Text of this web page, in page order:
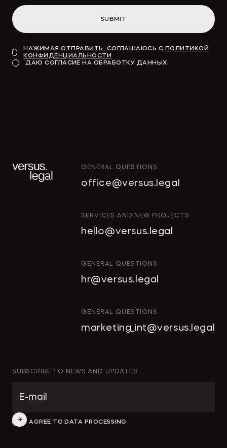
SUBMIT
НАЖИМАЯ ОТПРАВИТЬ, СОГЛАШАЮСЬ С ПОЛИТИКОЙ
КОНФИДЕНЦИАЛЬНОСТИ
ДАЮ СОГЛАСИЕ НА ОБРАБОТКУ ДАННЫХ
GENERAL QUESTIONS
office@versus.legal
SERVICES AND NEW PROJECTS
hello@versus.legal
GENERAL QUESTIONS
hr@versus.legal
GENERAL QUESTIONS
marketing_int@versus.legal
SUBSCRIBE TO NEWS AND UPDATES
I AGREE TO DATA PROCESSING